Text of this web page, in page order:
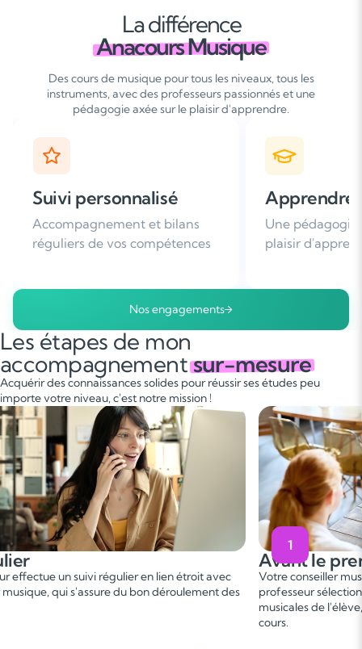
La différence
Anacours Musique
Des cours de musique pour tous les niveaux, tous les
instruments, avec des professeurs passionnés et une
pédagogie axée sur le plaisir d'apprendre.
Apprendre avec plaisir
Une pédagogie basée sur le
plaisir d'apprendre
Plus de 96% de
nous
Nos engagements
Les étapes de mon
accompagnementsur-mesure
Acquérir des connaissances solides pour réussir ses études peu
importe votre niveau, c'est notre mission !
cours
musique vous met en relation avec un
en fonction des besoins et aspirations
Pendant
Ce 1ercours
besoins. On fixe
programme
gagnant !